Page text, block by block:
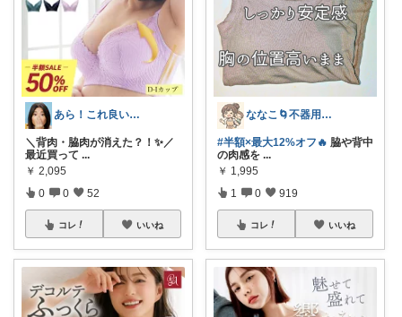
あら！これ良いわね～
＼背肉・脇肉が消えた？！✨／ ​
最近買って ...
￥ 2,095
0 0 52
コレ いいね
ななこ🌀不器用ママ￤家事＆育児グッズ
#半額×最大12%オフ🔥 脇や背中
の肉感を ...
￥ 1,995
1 0 919
コレ いいね